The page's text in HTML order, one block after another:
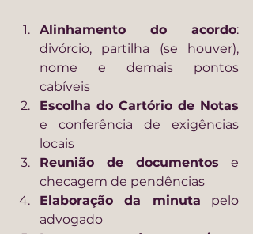
Alinhamento do acordo:
divórcio, partilha (se houver),
nome e demais pontos
cabíveis
Escolha do Cartório de Notas
e conferência de exigências
locais
Reunião de documentos e
checagem de pendências
Elaboração da minuta pelo
advogado